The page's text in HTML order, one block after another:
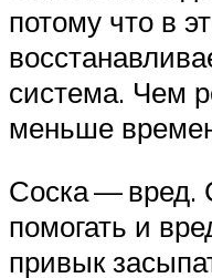
потому что в
система. Чем
меньше
Соска — вред.
помогать и
привык